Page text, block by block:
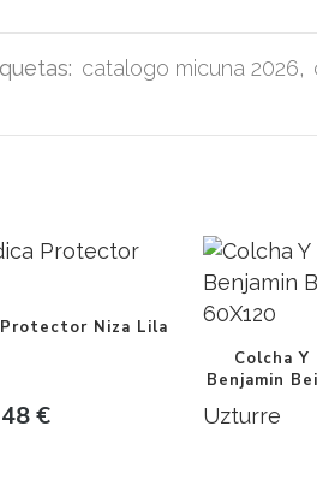
catalogo micuna 2026,
Niza Lila
€
Colcha
Benjamin
Uzturre